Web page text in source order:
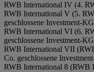
RWB International IV (4.
RWB International V (5.
geschlossene Investment-
RWB International VI (6.
geschlossene Investment-
RWB International VII
Co. geschlossene
RWB International 8 (RWB